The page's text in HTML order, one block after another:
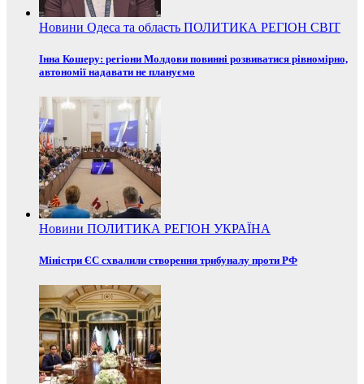
Новини Одеса та область ПОЛИТИКА РЕГІОН СВІТ
Інна Кошеру: регіони Молдови повинні розвиватися рівномірно,
автономії надавати не плануємо
Новини ПОЛИТИКА РЕГІОН УКРАЇНА
Міністри ЄС схвалили створення трибуналу проти РФ